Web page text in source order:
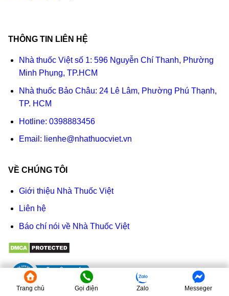
THÔNG TIN LIÊN HỆ
Nhà thuốc Việt số 1: 596 Nguyễn Chí Thanh, Phường
Minh Phụng, TP.HCM
Nhà thuốc Bảo Châu: 24 Lê Lâm, Phường Phú Thạnh,
TP. HCM
Hotline: 0398883456
Email: lienhe@nhathuocviet.vn
VỀ CHÚNG TÔI
Giới thiệu Nhà Thuốc Việt
Liên hệ
Báo chí nói về Nhà Thuốc Việt
Trang chủ Gọi điện Zalo Messeger